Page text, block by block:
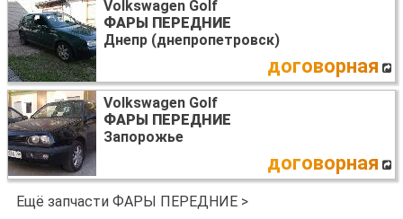
Volkswagen Golf
ФАРЫ ПЕРЕДНИЕ
Днепр (днепропетровск)
договорная
Volkswagen Golf
ФАРЫ ПЕРЕДНИЕ
Запорожье
договорная
Ещё запчасти ФАРЫ ПЕРЕДНИЕ >